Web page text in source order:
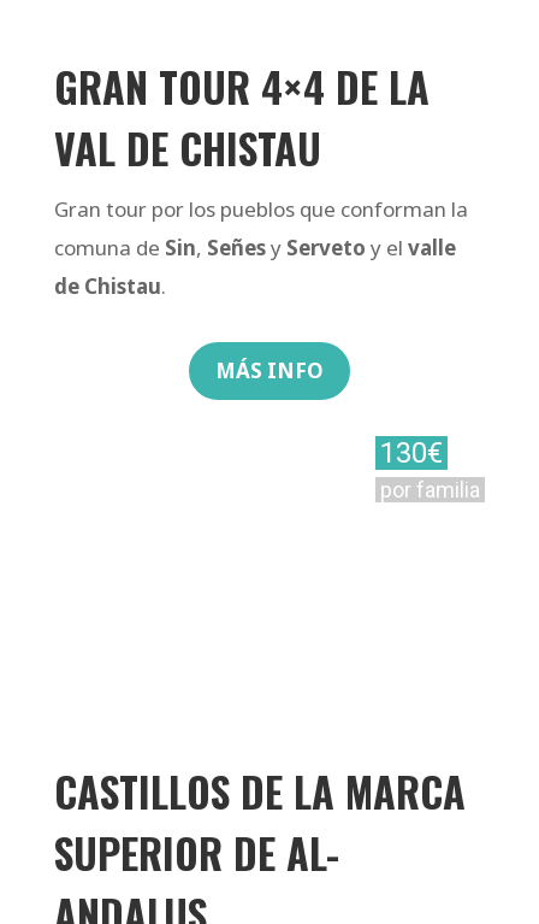
GRAN TOUR 4×4 DE LA
VAL DE CHISTAU
Gran tour por los pueblos que conforman la
comuna de Sin, Señesy Serveto y el valle
de Chistau.
MÁS INFO
130€
por familia
CASTILLOS DE LA MARCA
SUPERIOR DE AL-